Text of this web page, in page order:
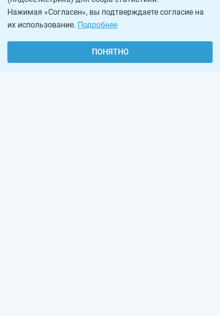
Нажимая «Согласен», вы подтверждаете согласие на
их использование. Подробнее
ПОНЯТНО